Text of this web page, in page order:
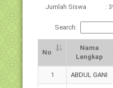
Jumlah Siswa
:
Search:
No
Nama
Lengkap
Nama
1 ABDUL GANI